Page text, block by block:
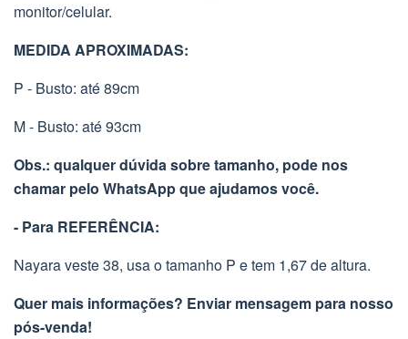
monitor/celular.
MEDIDA APROXIMADAS:
P - Busto: até 89cm
M - Busto: até 93cm
Obs.: qualquer dúvida sobre tamanho, pode nos
chamar pelo WhatsApp que ajudamos você.
- Para REFERÊNCIA:
Nayara veste 38, usa o tamanho P e tem 1,67 de altura.
Quer mais informações? Enviar mensagem para nosso
pós-venda!